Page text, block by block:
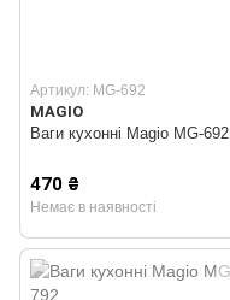
Артикул: MG-692
MAGIO
Ваги кухонні Magio MG-692
470 ₴
Немає в наявності